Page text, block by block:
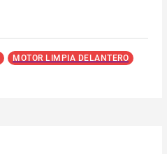
MOTOR LIMPIA DELANTERO